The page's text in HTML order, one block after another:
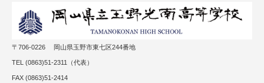
〒706-0226 岡山県玉野市東七区244番地
TEL (0863)51-2311（代表）
FAX (0863)51-2414